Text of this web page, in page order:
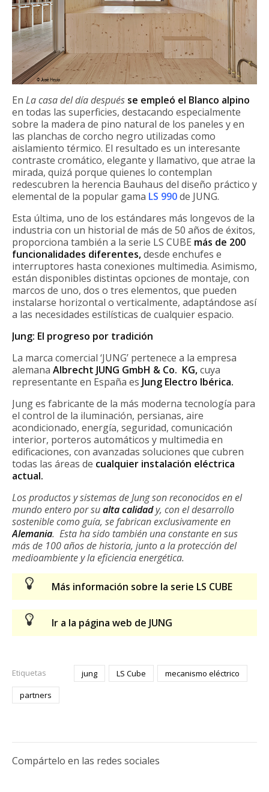
En La casa del día después se empleó el Blanco alpino
en todas las superficies, destacando especialmente
sobre la madera de pino natural de los paneles y en
las planchas de corcho negro utilizadas como
aislamiento térmico. El resultado es un interesante
contraste cromático, elegante y llamativo, que atrae la
mirada, quizá porque quienes lo contemplan
redescubren la herencia Bauhaus del diseño práctico y
elemental de la popular gama LS 990de JUNG.
Esta última, uno de los estándares más longevos de la
industria con un historial de más de 50 años de éxitos,
proporciona también a la serie LS CUBE más de 200
funcionalidades diferentes,desde enchufes e
interruptores hasta conexiones multimedia. Asimismo,
están disponibles distintas opciones de montaje, con
marcos de uno, dos o tres elementos, que pueden
instalarse horizontal o verticalmente, adaptándose así
a las necesidades estilísticas de cualquier espacio.
Jung: El progreso por tradición
La marca comercial ‘JUNG’ pertenece a la empresa
alemana Albrecht JUNG GmbH & Co. KG,cuya
representante en España es Jung Electro Ibérica.
Jung es fabricante de la más moderna tecnología para
el control de la iluminación, persianas, aire
acondicionado, energía, seguridad, comunicación
interior, porteros automáticos y multimedia en
edificaciones, con avanzadas soluciones que cubren
todas las áreas de cualquier instalación eléctrica
actual.
Los productos y sistemas de Jung son reconocidos en el
mundo entero por sualta calidady, con el desarrollo
sostenible como guía, se fabrican exclusivamente en
Alemania. Esta ha sido también una constante en sus
más de 100 años de historia, junto a la protección del
medioambiente y la eficiencia energética.
Más información sobre la serie LS CUBE
Ir a la página web de JUNG
Etiquetas jung LS Cube
mecanismo eléctrico
partners
Compártelo en las redes sociales